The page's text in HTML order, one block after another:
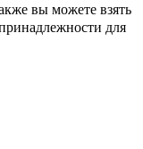
вы можете взять
для